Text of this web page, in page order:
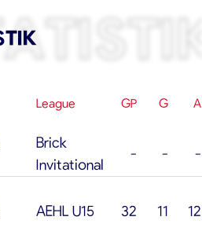
League GP G A
Brick
Invitational
- - -
AEHL U15 32 11 12